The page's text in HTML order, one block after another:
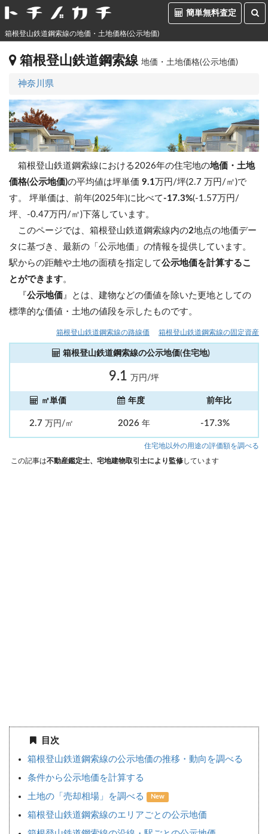
簡単無料査定
箱根登山鉄道鋼索線の地価・土地価格(公示地価)
箱根登山鉄道鋼索線 地価・土地価格(公示地価)
神奈川県
箱根登山鉄道鋼索線における2026年の住宅地の地価・土地
価格(公示地価)の平均値は坪単価 9.1万円/坪(2.7 万円/㎡)で
す。 坪単価は、前年(2025年)に比べて-17.3%(-1.57万円/
坪、-0.47万円/㎡)下落しています。
このページでは、箱根登山鉄道鋼索線内の2地点の地価デー
タに基づき、最新の「公示地価」の情報を提供しています。
駅からの距離や土地の面積を指定して公示地価を計算するこ
とができます。
『公示地価 』とは、建物などの価値を除いた更地としての
標準的な価値・土地の値段を示したものです。
箱根登山鉄道鋼索線の路線価 箱根登山鉄道鋼索線の固定資産
箱根登山鉄道鋼索線の公示地価(住宅地)
9.1 万円/坪
㎡単価 年度 前年比
2.7 万円/㎡ 2026 年 -17.3%
住宅地以外の用途の評価額を調べる
この記事は不動産鑑定士、宅地建物取引士により監修しています
目次
箱根登山鉄道鋼索線の公示地価の推移・動向を調べる
条件から公示地価を計算する
土地の「売却相場」を調べる New
箱根登山鉄道鋼索線のエリアごとの公示地価